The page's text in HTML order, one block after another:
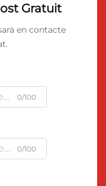
Gratuit
en contacte
0/100
0/100